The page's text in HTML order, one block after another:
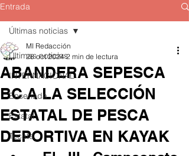
Entrada
Últimas noticias
INTERNACIONAL
Ensenada
Estatal
Tecate
Últimas noticias
ABANDERA SEPESCA
BC A LA SELECCIÓN
ESTATAL DE PESCA
DEPORTIVA EN KAYAK
MI Redacción
28 oct 2024 2 min de lectura